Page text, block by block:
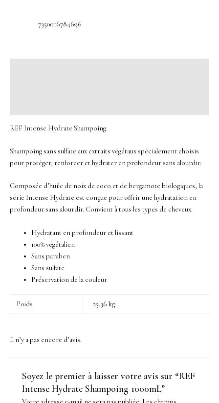
7350016784696
REF Intense Hydrate Shampoing
Shampoing sans sulfate aux extraits végétaux spécialement choisis
pour protéger, renforcer et hydrater en profondeur sans alourdir.
Composée d’huile de noix de coco et de bergamote biologiques, la
série Intense Hydrate est conçue pour offrir une hydratation en
profondeur sans alourdir. Convient à tous les types de cheveux.
Hydratant en profondeur et lissant
100% végétalien
Sans paraben
Sans sulfate
Préservation de la couleur
Poids 25.36 kg
Il n’y a pas encore d’avis.
Soyez le premier à laisser votre avis sur “REF
Intense Hydrate Shampoing 1000mL”